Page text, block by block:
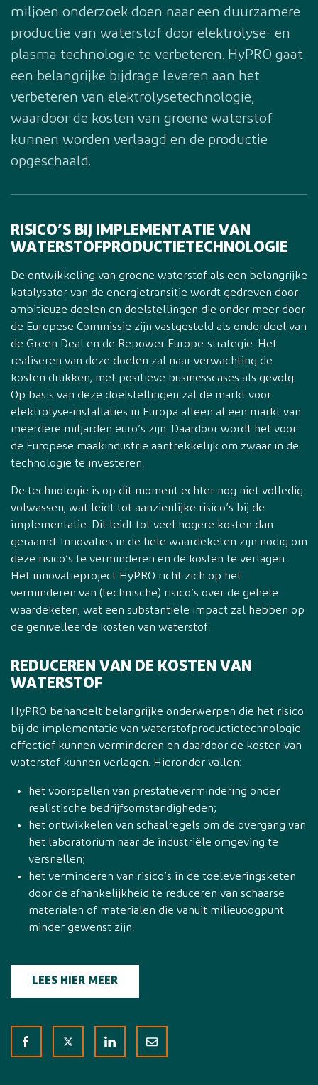
miljoen onderzoek doen naar een duurzamere
productie van waterstof door elektrolyse- en
plasma technologie te verbeteren. HyPRO gaat
een belangrijke bijdrage leveren aan het
verbeteren van elektrolysetechnologie,
waardoor de kosten van groene waterstof
kunnen worden verlaagd en de productie
opgeschaald.
RISICO’S BIJ IMPLEMENTATIE VAN
WATERSTOFPRODUCTIETECHNOLOGIE
De ontwikkeling van groene waterstof als een belangrijke
katalysator van de energietransitie wordt gedreven door
ambitieuze doelen en doelstellingen die onder meer door
de Europese Commissie zijn vastgesteld als onderdeel van
de Green Deal en de Repower Europe-strategie. Het
realiseren van deze doelen zal naar verwachting de
kosten drukken, met positieve businesscases als gevolg.
Op basis van deze doelstellingen zal de markt voor
elektrolyse-installaties in Europa alleen al een markt van
meerdere miljarden euro’s zijn. Daardoor wordt het voor
de Europese maakindustrie aantrekkelijk om zwaar in de
technologie te investeren.
De technologie is op dit moment echter nog niet volledig
volwassen, wat leidt tot aanzienlijke risico’s bij de
implementatie. Dit leidt tot veel hogere kosten dan
geraamd. Innovaties in de hele waardeketen zijn nodig om
deze risico’s te verminderen en de kosten te verlagen.
Het innovatieproject HyPRO richt zich op het
verminderen van (technische) risico’s over de gehele
waardeketen, wat een substantiële impact zal hebben op
de genivelleerde kosten van waterstof.
REDUCEREN VAN DE KOSTEN VAN
WATERSTOF
HyPRO behandelt belangrijke onderwerpen die het risico
bij de implementatie van waterstofproductietechnologie
effectief kunnen verminderen en daardoor de kosten van
waterstof kunnen verlagen. Hieronder vallen:
het voorspellen van prestatievermindering onder
realistische bedrijfsomstandigheden;
het ontwikkelen van schaalregels om de overgang van
het laboratorium naar de industriële omgeving te
versnellen;
het verminderen van risico’s in de toeleveringsketen
door de afhankelijkheid te reduceren van schaarse
materialen of materialen die vanuit milieuoogpunt
minder gewenst zijn.
LEES HIER MEER